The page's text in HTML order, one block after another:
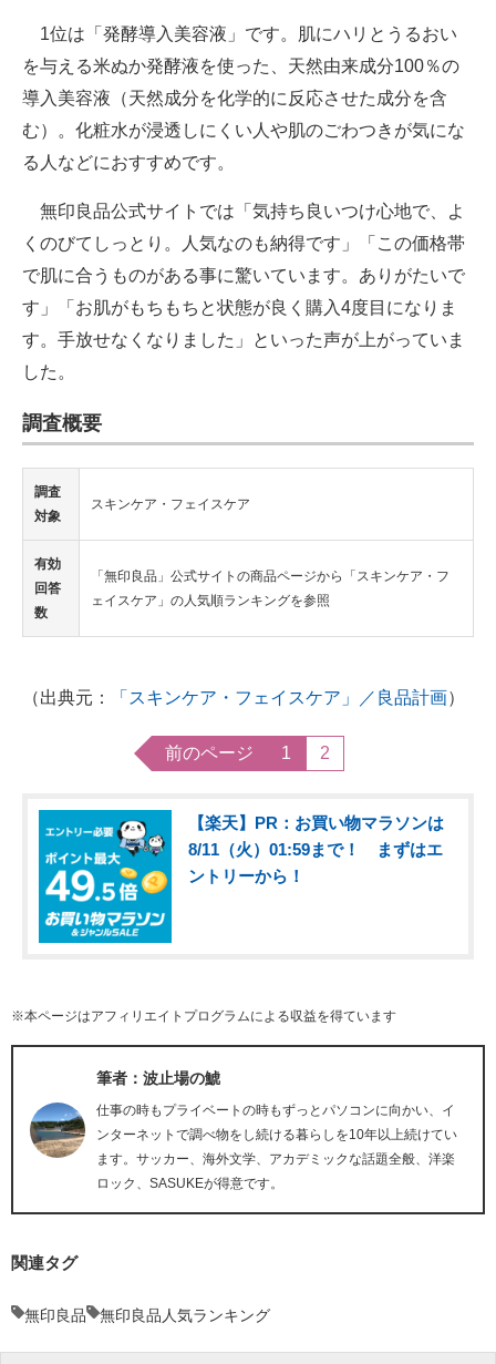
1位は「発酵導入美容液」です。肌にハリとうるおい
を与える米ぬか発酵液を使った、天然由来成分100％の
導入美容液（天然成分を化学的に反応させた成分を含
む）。化粧水が浸透しにくい人や肌のごわつきが気にな
る人などにおすすめです。
無印良品公式サイトでは「気持ち良いつけ心地で、よ
くのびてしっとり。人気なのも納得です」「この価格帯
で肌に合うものがある事に驚いています。ありがたいで
す」「お肌がもちもちと状態が良く購入4度目になりま
す。手放せなくなりました」といった声が上がっていま
した。
調査概要
調査
対象
スキンケア・フェイスケア
有効
回答
数
「無印良品」公式サイトの商品ページから「スキンケア・フ
ェイスケア」の人気順ランキングを参照
（出典元： 「スキンケア・フェイスケア」／良品計画）
前のページ 1 2
【楽天】PR：お買い物マラソンは
8/11（火）01:59まで！ まずはエ
ントリーから！
※本ページはアフィリエイトプログラムによる収益を得ています
筆者：波止場の鯱
仕事の時もプライベートの時もずっとパソコンに向かい、イ
ンターネットで調べ物をし続ける暮らしを10年以上続けてい
ます。サッカー、海外文学、アカデミックな話題全般、洋楽
ロック、SASUKEが得意です。
関連タグ
無印良品 無印良品人気ランキング